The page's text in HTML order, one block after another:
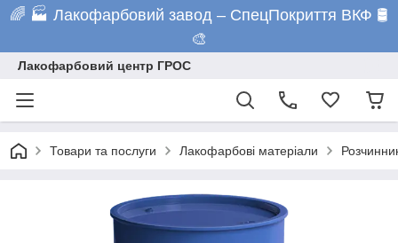
🌈 🏭 Лакофарбовий завод – СпецПокриття ВКФ 🛢️
🎨
Лакофарбовий центр ГРОС
Товари та послуги Лакофарбові матеріали